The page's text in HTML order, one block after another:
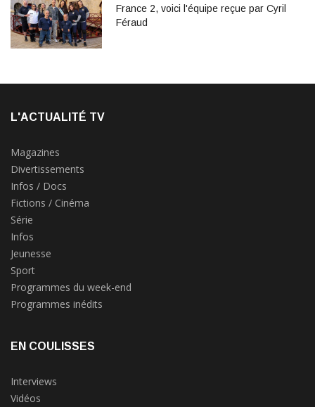
France 2, voici l'équipe reçue par Cyril
Féraud
L'ACTUALITÉ TV
Magazines
Divertissements
Infos / Docs
Fictions / Cinéma
Série
Infos
Jeunesse
Sport
Programmes du week-end
Programmes inédits
EN COULISSES
Interviews
Vidéos